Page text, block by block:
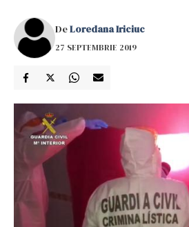
DeLoredana Iriciuc
27 SEPTEMBRIE 2019